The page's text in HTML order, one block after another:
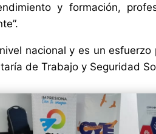
y formación,
nacional y es un
de Trabajo y Seguridad